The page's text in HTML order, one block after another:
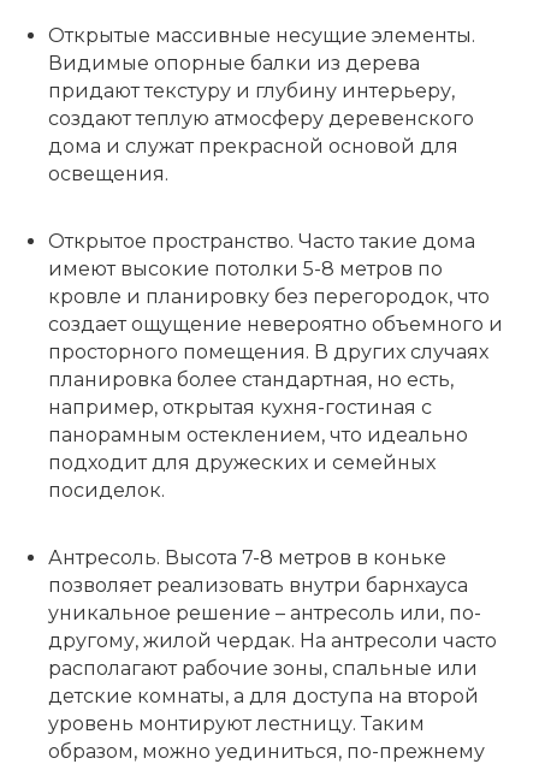
Открытые массивные несущие элементы.
Видимые опорные балки из дерева
придают текстуру и глубину интерьеру,
создают теплую атмосферу деревенского
дома и служат прекрасной основой для
освещения.
Открытое пространство. Часто такие дома
имеют высокие потолки 5-8 метров по
кровле и планировку без перегородок, что
создает ощущение невероятно объемного и
просторного помещения. В других случаях
планировка более стандартная, но есть,
например, открытая кухня-гостиная с
панорамным остеклением, что идеально
подходит для дружеских и семейных
посиделок.
Антресоль. Высота 7-8 метров в коньке
позволяет реализовать внутри барнхауса
уникальное решение – антресоль или, по-
другому, жилой чердак. На антресоли часто
располагают рабочие зоны, спальные или
детские комнаты, а для доступа на второй
уровень монтируют лестницу. Таким
образом, можно уединиться, по-прежнему